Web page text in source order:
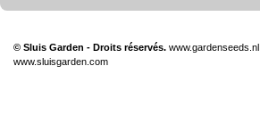
© Sluis Garden - Droits réservés. www.gardenseeds.nl
www.sluisgarden.com